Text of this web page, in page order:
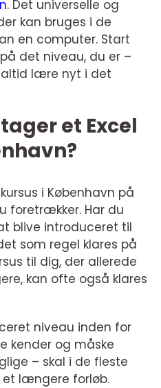
. Det universelle og
kan bruges i de
en computer. Start
det niveau, du er –
altid lære nyt i det
et Excel
i København på
foretrækker. Har du
blive introduceret til
som regel klares på
til dig, der allerede
kan ofte også klares
niveau inden for
kender og måske
– skal i de fleste
længere forløb.